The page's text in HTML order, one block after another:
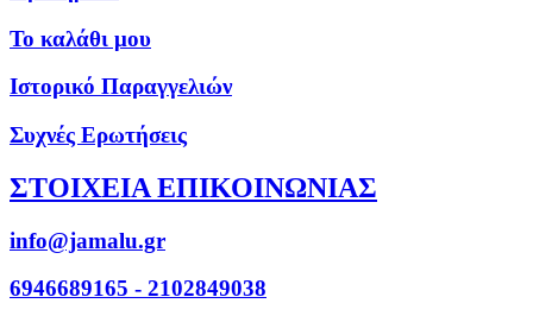
Το καλάθι μου
Ιστορικό Παραγγελιών
Συχνές Ερωτήσεις
ΣΤΟΙΧΕΙΑ ΕΠΙΚΟΙΝΩΝΙΑΣ
info@jamalu.gr
6946689165 - 2102849038